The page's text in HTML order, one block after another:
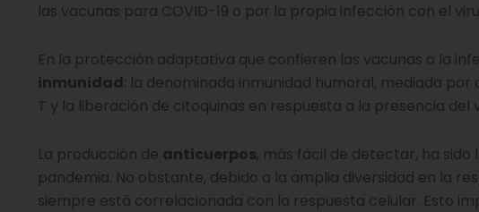
las vacunas para COVID-19 o por la propia infección con el
En la protección adaptativa que confieren las vacunas o la
inmunidad: la denominada inmunidad humoral, mediada
T y la liberación de citoquinas en respuesta a la presencia del
La producción de anticuerpos, más fácil de detectar, ha
pandemia. No obstante, debido a la amplia diversidad en la
siempre está correlacionada con la respuesta celular. Esto